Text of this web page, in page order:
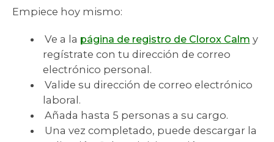
Empiece hoy mismo:
Ve a la página de registro de Clorox Calm y
regístrate con tu dirección de correo
electrónico personal.
Valide su dirección de correo electrónico
laboral.
Añada hasta 5 personas a su cargo.
Una vez completado, puede descargar la